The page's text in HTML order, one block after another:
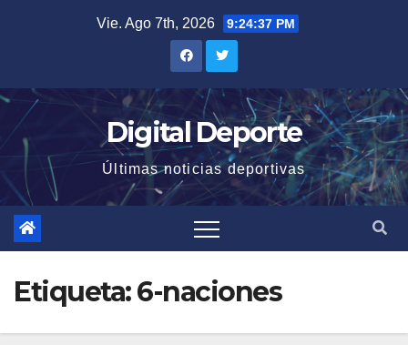
Vie. Ago 7th, 2026 9:24:38 PM
Digital Deporte
Últimas noticias deportivas
Etiqueta:6-naciones